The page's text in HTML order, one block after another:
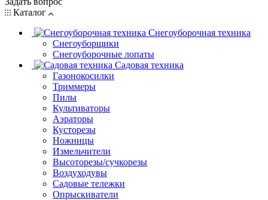
Каталог
Снегоуборочная техника
Снегоуборщики
Снегоуборочные лопаты
Садовая техника
Газонокосилки
Триммеры
Пилы
Культиваторы
Аэраторы
Кусторезы
Ножницы
Измельчители
Высоторезы/сучкорезы
Воздуходувы
Садовые тележки
Опрыскиватели